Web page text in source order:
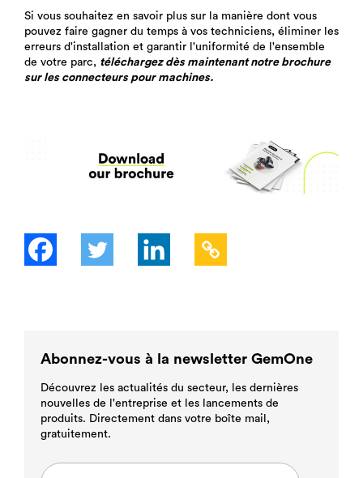
Si vous souhaitez en savoir plus sur la manière dont vous
pouvez faire gagner du temps à vos techniciens, éliminer les
erreurs d'installation et garantir l'uniformité de l'ensemble
de votre parc, téléchargez dès maintenant notre brochure
sur les connecteurs pour machines.
Abonnez-vous à la newsletter GemOne
Découvrez les actualités du secteur, les dernières
nouvelles de l'entreprise et les lancements de
produits. Directement dans votre boîte mail,
gratuitement.